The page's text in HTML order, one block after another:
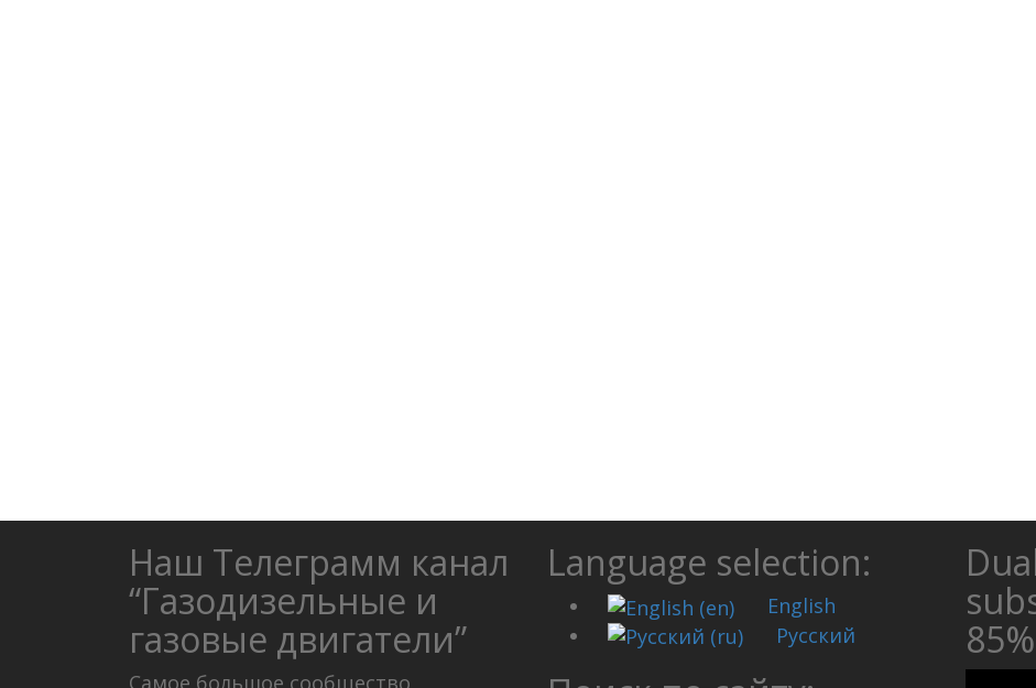
Наш Телеграмм канал
“Газодизельные и
газовые двигатели”
Самое большое сообщество
Language selection:
English
Русский
85%